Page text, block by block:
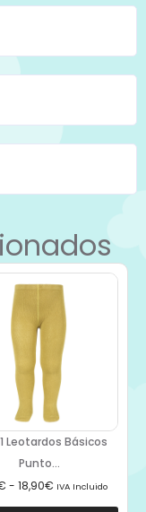
Leotardos Básicos
Punto...
- 18,90€ IVA Incluido